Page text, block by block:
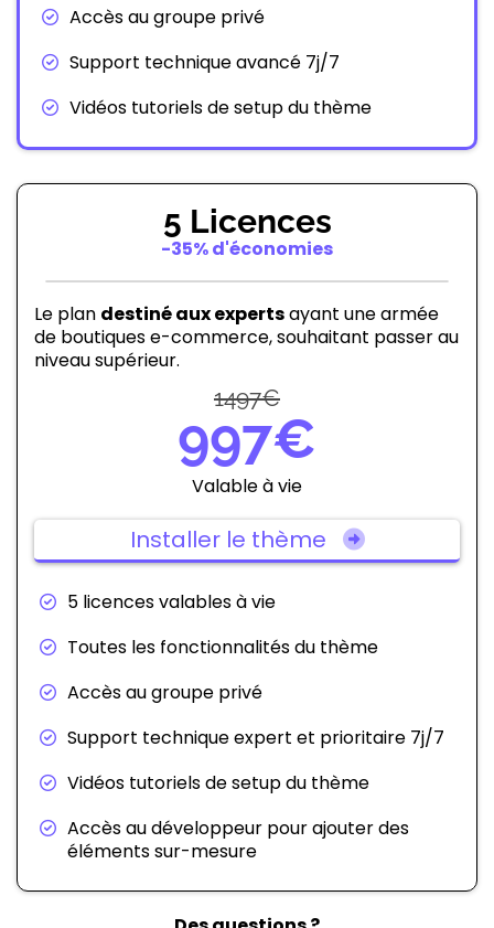
Accès au groupe privé
Support technique avancé 7j/7
Vidéos tutoriels de setup du thème
5 Licences
-35% d'économies
Le plan destiné aux expertsayant une armée
de boutiques e-commerce, souhaitant passer au
niveau supérieur.
1497€
997€
Valable à vie
Installer le thème
5 licences valables à vie
Toutes les fonctionnalités du thème
Accès au groupe privé
Support technique expert et prioritaire 7j/7
Vidéos tutoriels de setup du thème
Accès au développeur pour ajouter des
éléments sur-mesure